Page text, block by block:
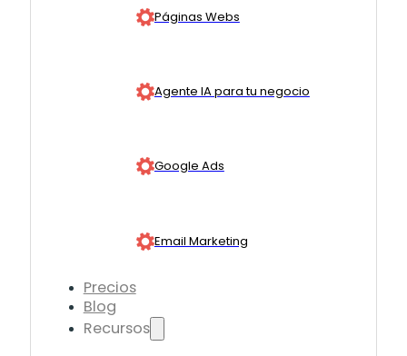
Páginas Webs
Agente IA para tu negocio
Google Ads
Email Marketing
Precios
Blog
Recursos